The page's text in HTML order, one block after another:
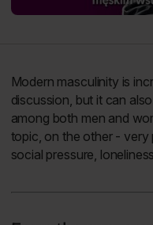
Modern masculinity is
discussion, but it can
among both men and
topic, on the other - very
social pressure,